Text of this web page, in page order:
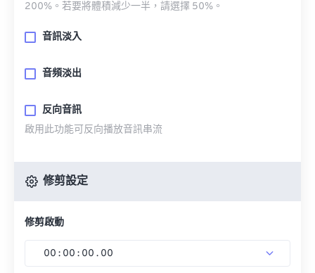
200%。若要將體積減少一半，請選擇 50%。
音訊淡入
音頻淡出
反向音訊
啟用此功能可反向播放音訊串流
修剪設定
修剪啟動
00 : 00 : 00 . 00